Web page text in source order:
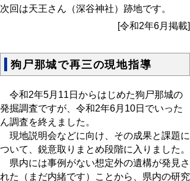
次回は天王さん（深谷神社）跡地です。
[令和2年6月掲載]
狗尸那城で再三の現地指導
令和2年5月11日からはじめた狗尸那城の
発掘調査ですが、令和2年6月10日でいった
ん調査を終えました。
現地説明会などに向け、その成果と課題に
ついて、鋭意取りまとめ段階に入りました。
県内には事例がない想定外の遺構が発見さ
れた（まだ内緒です）ことから、県内の研究